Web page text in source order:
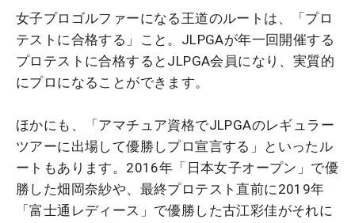
女子プロゴルファーになる王道のルートは、「プロ
テストに合格する」こと。JLPGAが年一回開催する
プロテストに合格するとJLPGA会員になり、実質的
にプロになることができます。
ほかにも、「アマチュア資格でJLPGAのレギュラー
ツアーに出場して優勝しプロ宣言する」といったル
ートもあります。2016年「日本女子オープン」で優
勝した畑岡奈紗や、最終プロテスト直前に2019年
「富士通レディース」で優勝した古江彩佳がそれに